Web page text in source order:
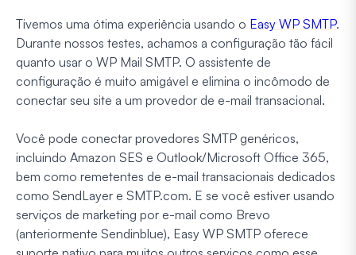
Tivemos uma ótima experiência usando o Easy WP SMTP.
Durante nossos testes, achamos a configuração tão fácil
quanto usar o WP Mail SMTP. O assistente de
configuração é muito amigável e elimina o incômodo de
conectar seu site a um provedor de e-mail transacional.
Você pode conectar provedores SMTP genéricos,
incluindo Amazon SES e Outlook/Microsoft Office 365,
bem como remetentes de e-mail transacionais dedicados
como SendLayer e SMTP.com. E se você estiver usando
serviços de marketing por e-mail como Brevo
(anteriormente Sendinblue), Easy WP SMTP oferece